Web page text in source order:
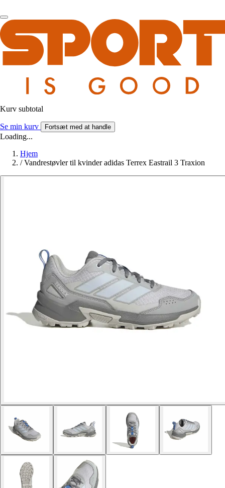
Kurv subtotal
Se min kurv Fortsæt med at handle
Loading...
Hjem
/ Vandrestøvler til kvinder adidas Terrex Eastrail 3 Traxion